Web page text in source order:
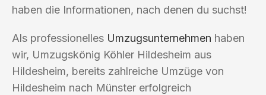
haben die Informationen, nach denen du suchst!
Als professionelles Umzugsunternehmen haben
wir, Umzugskönig Köhler Hildesheim aus
Hildesheim, bereits zahlreiche Umzüge von
Hildesheim nach Münster erfolgreich